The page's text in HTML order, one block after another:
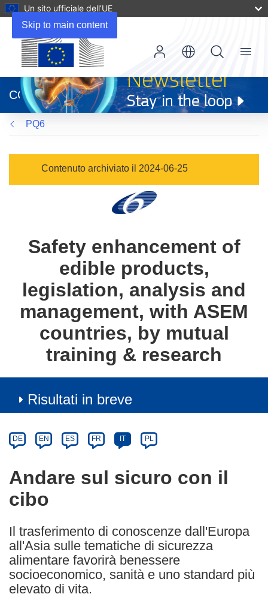
Skip to main content
Un sito ufficiale dell’UE
apre
in
una
nuova
finestra)
CORDIS
Menu
PQ6
Contenuto archiviato il 2024-06-25
Safety enhancement of
edible products,
legislation, analysis and
management, with ASEM
countries, by mutual
training & research
Risultati in breve
Category
Article
available
the
following
languages:
DE EN ES FR IT PL
Andare sul sicuro con il
cibo
Il trasferimento di conoscenze dall'Europa
all'Asia sulle tematiche di sicurezza
alimentare favorirà benessere
socioeconomico, sanità e uno standard più
elevato di vita.